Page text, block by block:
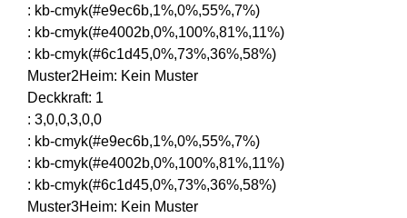
: kb-cmyk(#e9ec6b,1%,0%,55%,7%)
: kb-cmyk(#e4002b,0%,100%,81%,11%)
: kb-cmyk(#6c1d45,0%,73%,36%,58%)
Muster2Heim: Kein Muster
Deckkraft: 1
: 3,0,0,3,0,0
: kb-cmyk(#e9ec6b,1%,0%,55%,7%)
: kb-cmyk(#e4002b,0%,100%,81%,11%)
: kb-cmyk(#6c1d45,0%,73%,36%,58%)
Muster3Heim: Kein Muster